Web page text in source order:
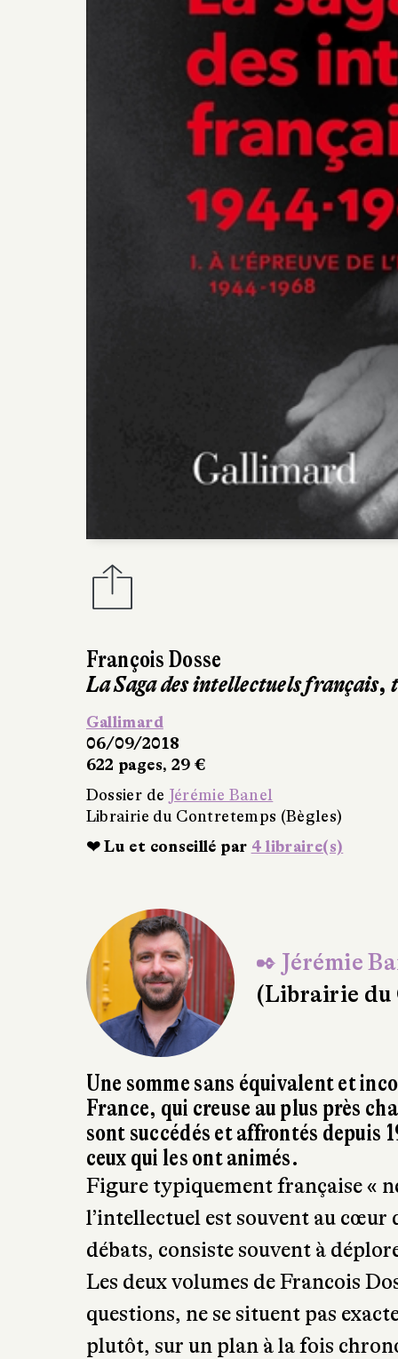
François Dosse
La Saga des
10/08/2026
0 €
Dossier de Jérémie Banel
Librairie du Contretemps
❤ Lu et conseillé par4
✒ Jérémie
(Librairie du
Une somme sans équivalent et
France, qui creuse au plus près
sont succédés et affrontés depuis
ceux qui les ont animés.
Figure typiquement française «
l’intellectuel est souvent au cœur
débats, consiste souvent à
Les deux volumes de Francois
questions, ne se situent pas
plutôt, sur un plan à la fois